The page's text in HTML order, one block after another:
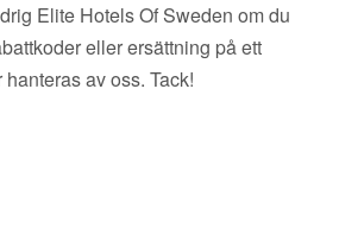
Elite Hotels Of Sweden om du
eller ersättning på ett
av oss. Tack!